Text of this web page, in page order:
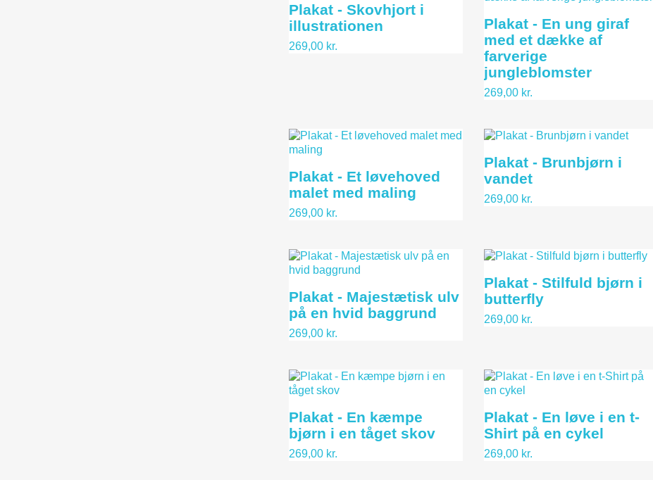
Plakat - Skovhjort i
illustrationen
269,00 kr.
Plakat - En ung giraf
med et dække af
farverige
jungleblomster
269,00 kr.
Plakat - Et løvehoved
malet med maling
269,00 kr.
Plakat - Brunbjørn i
vandet
269,00 kr.
Plakat - Majestætisk ulv
på en hvid baggrund
269,00 kr.
Plakat - Stilfuld bjørn i
butterfly
269,00 kr.
Plakat - En kæmpe
bjørn i en tåget skov
269,00 kr.
Plakat - En løve i en t-
Shirt på en cykel
269,00 kr.